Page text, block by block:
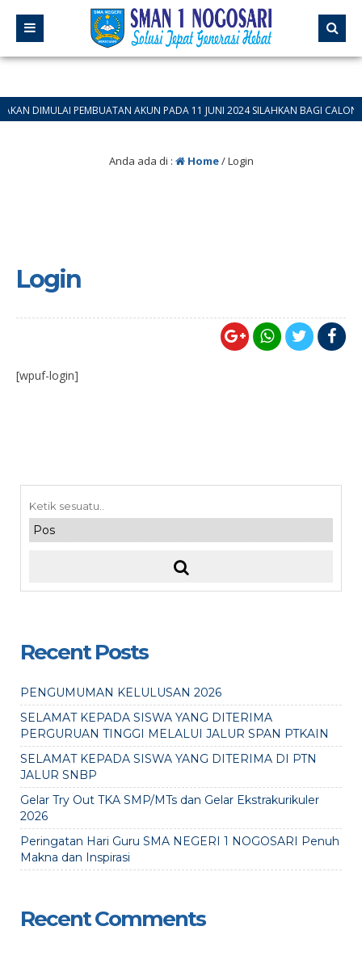
PEMBUATAN AKUN PADA 11 JUNI 2024 SILAHKAN BAGI CALON
Anda ada di : Home/Login
Login
[wpuf-login]
Recent Posts
PENGUMUMAN KELULUSAN 2026
SELAMAT KEPADA SISWA YANG DITERIMA
PERGURUAN TINGGI MELALUI JALUR SPAN PTKAIN
SELAMAT KEPADA SISWA YANG DITERIMA DI PTN
JALUR SNBP
Gelar Try Out TKA SMP/MTs dan Gelar Ekstrakurikuler
2026
Peringatan Hari Guru SMA NEGERI 1 NOGOSARI Penuh
Makna dan Inspirasi
Recent Comments